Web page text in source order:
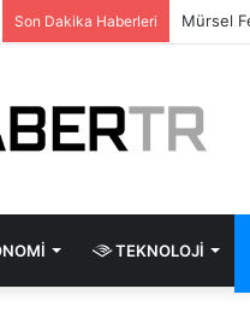
Son Dakika Haberleri Mürsel
TEKNOLOJI